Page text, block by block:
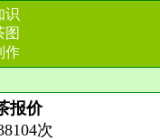
识
图
作
报价
次